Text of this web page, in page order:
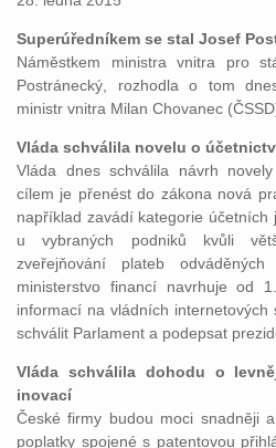
Superúředníkem se stal Josef
Náměstkem ministra vnitra pro
Postránecký, rozhodla o tom
ministr vnitra Milan Chovanec
Vláda schválila novelu o
Vláda dnes schválila návrh
cílem je přenést do zákona nová
například zavádí kategorie účetních
u vybraných podniků kvůli
zveřejňování plateb
ministerstvo financí navrhuje od
informací na vládních
schválit Parlament a podepsat
Vláda schválila dohodu o
inovací
České firmy budou moci snadněji
poplatky spojené s patentovou